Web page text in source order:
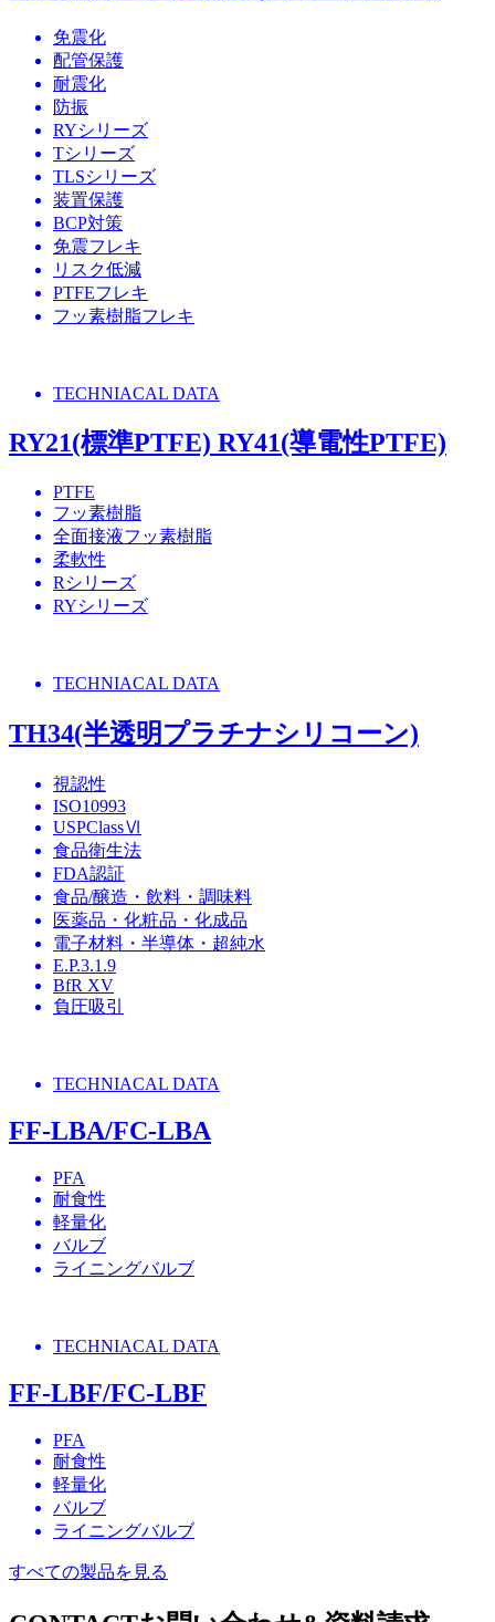
免震化
配管保護
耐震化
防振
RYシリーズ
Tシリーズ
TLSシリーズ
装置保護
BCP対策
免震フレキ
リスク低減
PTFEフレキ
フッ素樹脂フレキ
TECHNIACAL DATA
RY21(標準PTFE) RY41(導電性PTFE)
PTFE
フッ素樹脂
全面接液フッ素樹脂
柔軟性
Rシリーズ
RYシリーズ
TECHNIACAL DATA
TH34(半透明プラチナシリコーン)
視認性
ISO10993
USPClassⅥ
食品衛生法
FDA認証
食品/醸造・飲料・調味料
医薬品・化粧品・化成品
電子材料・半導体・超純水
E.P.3.1.9
BfR XV
負圧吸引
TECHNIACAL DATA
FF-LBA/FC-LBA
PFA
耐食性
軽量化
バルブ
ライニングバルブ
TECHNIACAL DATA
FF-LBF/FC-LBF
PFA
耐食性
軽量化
バルブ
ライニングバルブ
すべての製品を見る